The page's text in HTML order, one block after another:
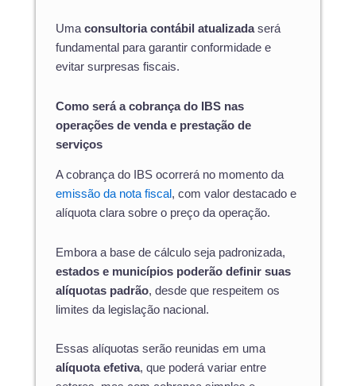
Umaconsultoria contábil atualizadaserá
fundamental para garantir conformidade e
evitar surpresas fiscais.
Como será a cobrança do IBS nas
operações de venda e prestação de
serviços
A cobrança do IBS ocorrerá no momento da
emissão da nota fiscal, com valor destacado e
alíquota clara sobre o preço da operação.
Embora a base de cálculo seja padronizada,
estados e municípios poderão definir suas
alíquotas padrão, desde que respeitem os
limites da legislação nacional.
Essas alíquotas serão reunidas em uma
alíquota efetiva, que poderá variar entre